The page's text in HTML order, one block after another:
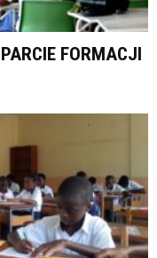
FORMACJI